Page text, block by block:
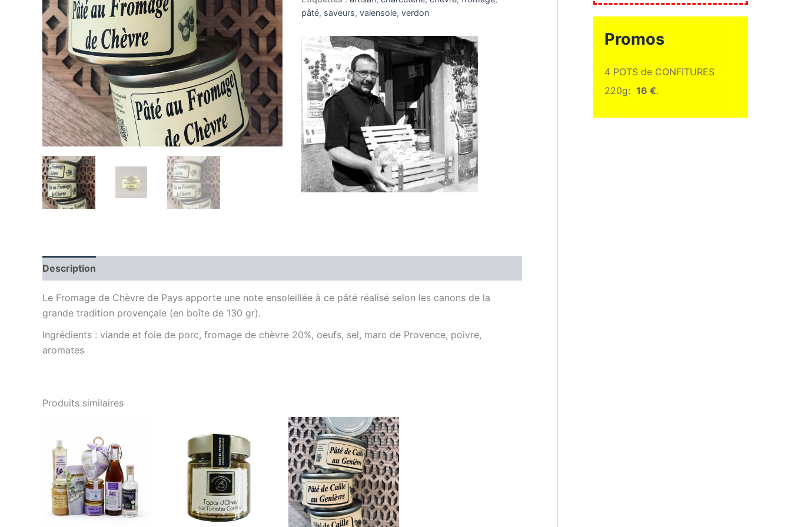
de
Chèvre
pâté, saveurs,valensole,verdon
Description
Le Fromage de Chèvre de Pays apporte une note ensoleillée à ce pâté réalisé selon les canons de la
grande tradition provençale (en boîte de 130 gr).
Ingrédients : viande et foie de porc, fromage de chèvre 20%, oeufs, sel, marc de Provence, poivre,
aromates
Produits similaires
Promos
4 POTS de CONFITURES
220g: 16 €.